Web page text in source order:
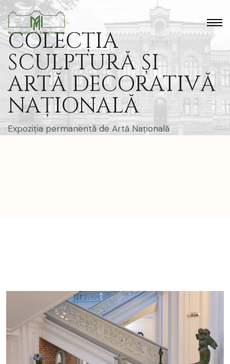
COLECȚIA
SCULPTURĂ ȘI
ARTĂ DECORATIVĂ
NAȚIONALĂ
Expoziția permanentă de Artă Națională